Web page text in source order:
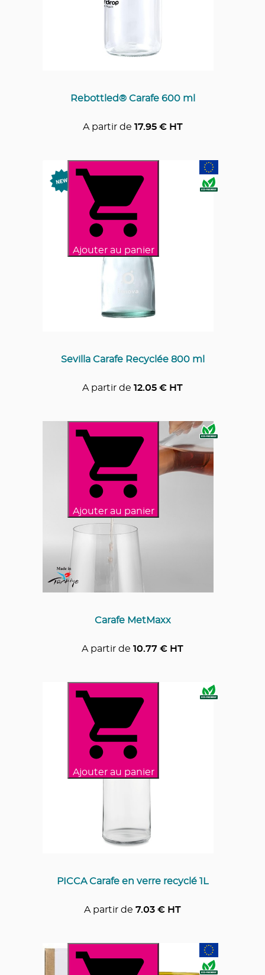
Rebottled® Carafe 600 ml
A partir de 17.95€ HT
Ajouter au panier
Sevilla Carafe Recyclée 800 ml
A partir de 12.05 € HT
Ajouter au panier
Carafe MetMaxx
A partir de 10.77 € HT
Ajouter au panier
PICCA Carafe en verre recyclé 1L
A partir de 7.03 € HT